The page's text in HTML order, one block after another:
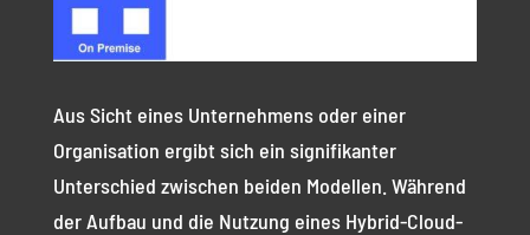
Aus Sicht eines Unternehmens oder einer
Organisation ergibt sich ein signifikanter
Unterschied zwischen beiden Modellen. Während
der Aufbau und die Nutzung eines Hybrid-Cloud-